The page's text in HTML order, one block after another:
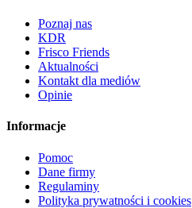
Poznaj nas
KDR
Frisco Friends
Aktualności
Kontakt dla mediów
Opinie
Informacje
Pomoc
Dane firmy
Regulaminy
Polityka prywatności i cookies